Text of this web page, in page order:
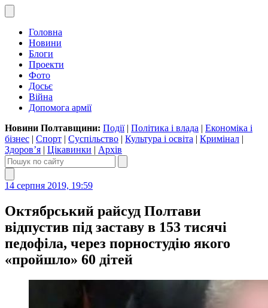
Головна
Новини
Блоги
Проекти
Фото
Досьє
Війна
Допомога армії
Новини Полтавщини: Події| Політика і влада | Економіка і
бізнес | Спорт | Суспільство | Культура і освіта | Кримінал |
Здоров’я | Цікавинки | Архів
14 серпня 2019, 19:59
Октябрський райсуд Полтави
відпустив під заставу в 153 тисячі
педофіла, через порностудію якого
«пройшло» 60 дітей